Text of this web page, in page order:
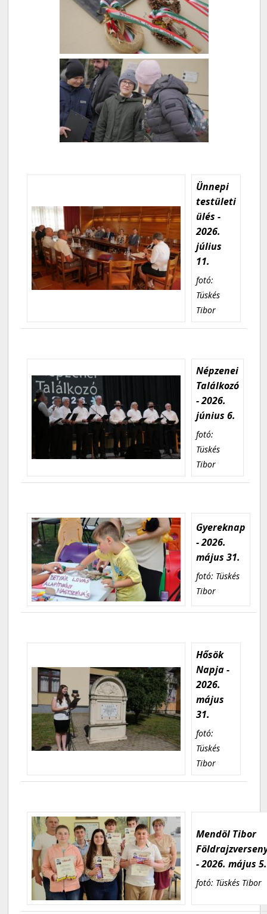
Ünnepi
testületi
ülés -
2026.
július
11.
fotó:
Tüskés
Tibor
Népzenei
Találkozó
- 2026.
június 6.
fotó:
Tüskés
Tibor
Gyereknap
- 2026.
május 31.
fotó: Tüskés
Tibor
Hősök
Napja -
2026.
május
31.
fotó:
Tüskés
Tibor
Mendöl Tibor
- 2026. május 5.
fotó: Tüskés Tibor